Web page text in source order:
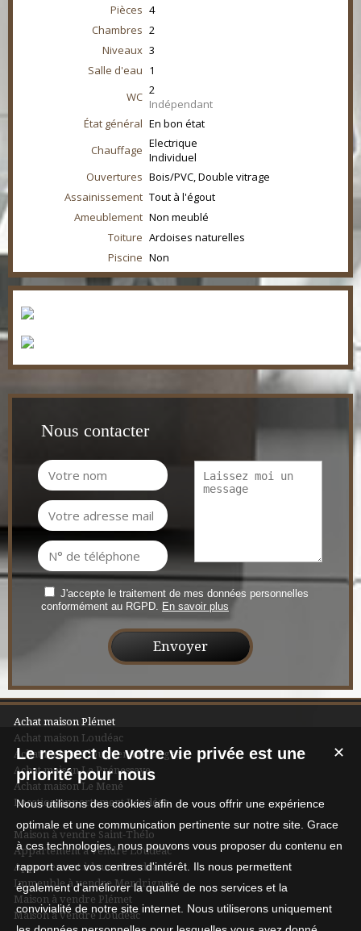
Pièces 4
Chambres 2
Niveaux 3
Salle d'eau 1
WC 2
Indépendant
État général En bon état
Chauffage Electrique
Individuel
Ouvertures Bois/PVC, Double vitrage
Assainissement Tout à l'égout
Ameublement Non meublé
Toiture Ardoises naturelles
Piscine Non
Nous contacter
J'accepte le traitement de mes données personnelles
conformément au RGPD. En savoir plus
Achat maison Plémet
Achat maison Loudéac
Achat maison Plouguenast-Langast
Achat maison La Prénessaye
Achat maison Le Mené
Location appartement Loudéac
Maison à vendre Saint-Thélo
Appartement à vendre Loudéac
Appartement à louer Loudéac
Immeuble à vendre Merdrignac
Maison à vendre Plémet
Maison à vendre Loudéac
✕
Le respect de votre vie privée est une
priorité pour nous
Nous utilisons des cookies afin de vous offrir une expérience
optimale et une communication pertinente sur notre site. Grace
à ces technologies, nous pouvons vous proposer du contenu en
rapport avec vos centres d'intérêt. Ils nous permettent
également d'améliorer la qualité de nos services et la
convivialité de notre site internet. Nous utiliserons uniquement